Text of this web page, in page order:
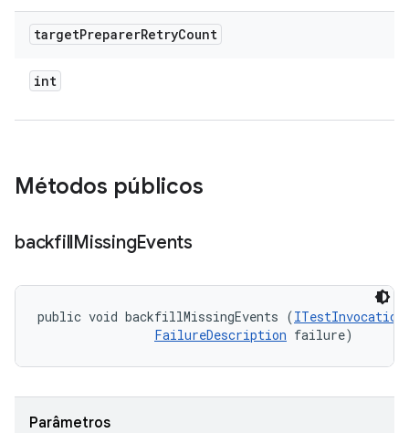
targetPreparerRetryCount
int
Métodos públicos
backfillMissingEvents
public void backfillMissingEvents (
FailureDescription failure)
Parâmetros